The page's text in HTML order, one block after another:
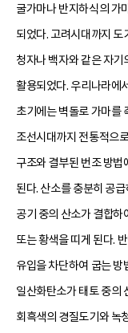
굴가마나 반지하식의 가
되었다. 고려시대까지
청자나 백자와 같은 자
활용되었다. 우리나라에
초기에는 벽돌로 가마를
조선시대까지 전통적으
구조와 결부된 번조 방법
된다. 산소를 충분히 공
공기 중의 산소가 결합
또는 황색을 띠게 된다.
유입을 차단하여 굽는
일산화탄소가 태토 중의
회흑색의 경질도기와 녹